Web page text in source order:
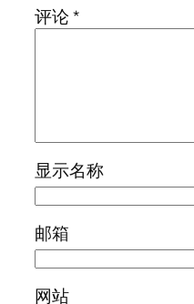
评论*
显示名称
邮箱
网站